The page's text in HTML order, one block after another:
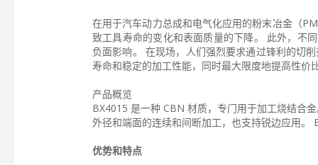
在用于汽车动力总成和电气化应用的粉末冶金（
致工具寿命的变化和表面质量的下降。 此外，不
负面影响。 在现场，人们强烈要求通过锋利的切
寿命和稳定的加工性能，同时最大限度地提高性价
产品概览
BX4015 是一种 CBN 材质，专门用于加工烧结合
外径和端面的连续和间断加工，也支持锐边应用
优势和特点